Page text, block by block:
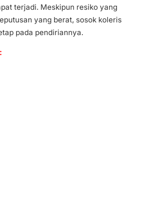
terjadi. Meskipun resiko yang
yang berat, sosok koleris
pada pendiriannya.